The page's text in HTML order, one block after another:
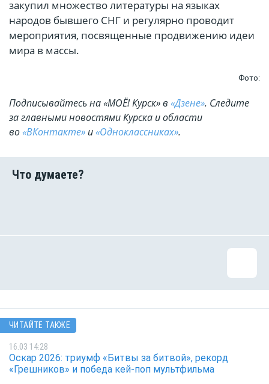
закупил множество литературы на языках
народов бывшего СНГ и регулярно проводит
мероприятия, посвященные продвижению идеи
мира в массы.
Фото:
Подписывайтесь на «МОЁ! Курск» в «Дзене». Cледите
за главными новостями Курска и области
во«ВКонтакте» и«Одноклассниках».
ЧИТАЙТЕ ТАКЖЕ
16.03 14:28
Оскар 2026: триумф «Битвы за битвой», рекорд
«Грешников» и победа кей-поп мультфильма